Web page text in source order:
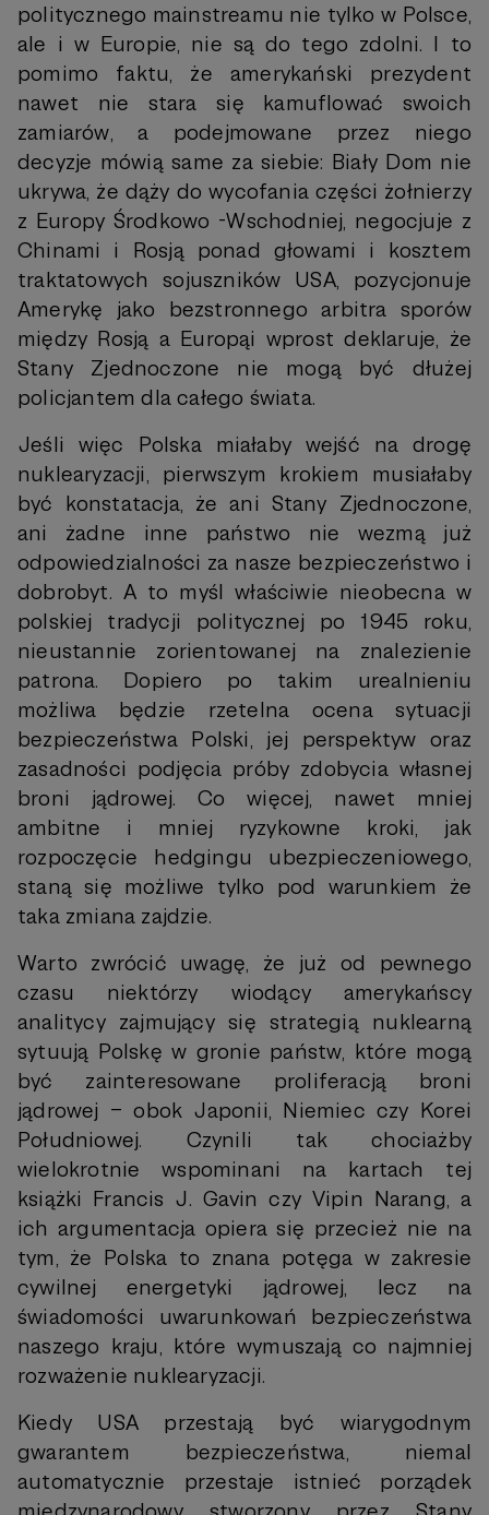
politycznego mainstreamu nie tylko w Polsce,
ale i w Europie, nie są do tego zdolni. I to
pomimo faktu, że amerykański prezydent
nawet nie stara się kamuflować swoich
zamiarów, a podejmowane przez niego
decyzje mówią same za siebie: Biały Dom nie
ukrywa, że dąży do wycofania części żołnierzy
z Europy Środkowo -Wschodniej, negocjuje z
Chinami i Rosją ponad głowami i kosztem
traktatowych sojuszników USA, pozycjonuje
Amerykę jako bezstronnego arbitra sporów
między Rosją a Europąi wprost deklaruje, że
Stany Zjednoczone nie mogą być dłużej
policjantem dla całego świata.
Jeśli więc Polska miałaby wejść na drogę
nuklearyzacji, pierwszym krokiem musiałaby
być konstatacja, że ani Stany Zjednoczone,
ani żadne inne państwo nie wezmą już
odpowiedzialności za nasze bezpieczeństwo i
dobrobyt. A to myśl właściwie nieobecna w
polskiej tradycji politycznej po 1945 roku,
nieustannie zorientowanej na znalezienie
patrona. Dopiero po takim urealnieniu
możliwa będzie rzetelna ocena sytuacji
bezpieczeństwa Polski, jej perspektyw oraz
zasadności podjęcia próby zdobycia własnej
broni jądrowej. Co więcej, nawet mniej
ambitne i mniej ryzykowne kroki, jak
rozpoczęcie hedgingu ubezpieczeniowego,
staną się możliwe tylko pod warunkiem że
taka zmiana zajdzie.
Warto zwrócić uwagę, że już od pewnego
czasu niektórzy wiodący amerykańscy
analitycy zajmujący się strategią nuklearną
sytuują Polskę w gronie państw, które mogą
być zainteresowane proliferacją broni
jądrowej – obok Japonii, Niemiec czy Korei
Południowej. Czynili tak chociażby
wielokrotnie wspominani na kartach tej
książki Francis J. Gavin czy Vipin Narang, a
ich argumentacja opiera się przecież nie na
tym, że Polska to znana potęga w zakresie
cywilnej energetyki jądrowej, lecz na
świadomości uwarunkowań bezpieczeństwa
naszego kraju, które wymuszają co najmniej
rozważenie nuklearyzacji.
Kiedy USA przestają być wiarygodnym
gwarantem bezpieczeństwa, niemal
automatycznie przestaje istnieć porządek